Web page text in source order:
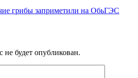
грибы заприметили на ОбьГЭС
будет опубликован.